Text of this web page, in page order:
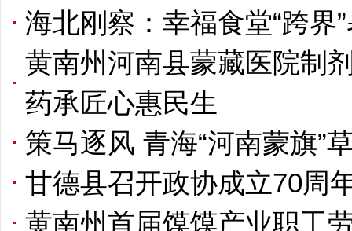
海北刚察：幸福食堂“跨界
黄南州河南县蒙藏医院制
药承匠心惠民生
策马逐风 青海“河南蒙旗”
甘德县召开政协成立70周
黄南州首届馍馍产业职工